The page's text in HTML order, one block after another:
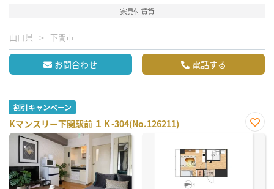
家具付賃貸
山口県 下関市
お問合わせ 電話する
割引キャンペーン
Kマンスリー下関駅前 １Ｋ-304(No.126211)
お気